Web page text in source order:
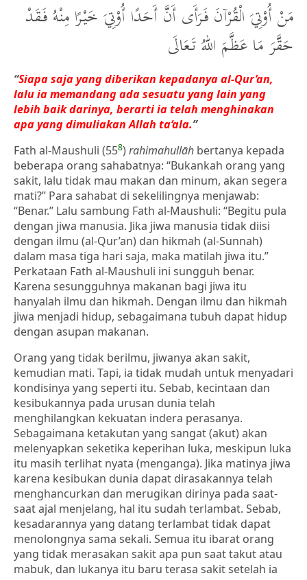
مَنْ أُوْتِيَ الْقُرْآنَ فَرَأَى أَنَّ أَحَدًا أُوْتِيَ خَيْرًا مِنْهُ فَقَدْ
حَقَّرَ مَا عَظَّمَ اللهُ تَعَالَى
“Siapa saja yang diberikan kepadanya al-Qur’an,
lalu ia memandang ada sesuatu yang lain yang
lebih baik darinya, berarti ia telah menghinakan
apa yang dimuliakan Allah ta‘ala.”
Fath al-Maushuli (558)rahimahullāh bertanya kepada
beberapa orang sahabatnya: “Bukankah orang yang
sakit, lalu tidak mau makan dan minum, akan segera
mati?” Para sahabat di sekelilingnya menjawab:
“Benar.” Lalu sambung Fath al-Maushuli: “Begitu pula
dengan jiwa manusia. Jika jiwa manusia tidak diisi
dengan ilmu (al-Qur’an) dan hikmah (al-Sunnah)
dalam masa tiga hari saja, maka matilah jiwa itu.”
Perkataan Fath al-Maushuli ini sungguh benar.
Karena sesungguhnya makanan bagi jiwa itu
hanyalah ilmu dan hikmah. Dengan ilmu dan hikmah
jiwa menjadi hidup, sebagaimana tubuh dapat hidup
dengan asupan makanan.
Orang yang tidak berilmu, jiwanya akan sakit,
kemudian mati. Tapi, ia tidak mudah untuk menyadari
kondisinya yang seperti itu. Sebab, kecintaan dan
kesibukannya pada urusan dunia telah
menghilangkan kekuatan indera perasanya.
Sebagaimana ketakutan yang sangat (akut) akan
melenyapkan seketika keperihan luka, meskipun luka
itu masih terlihat nyata (menganga). Jika matinya jiwa
karena kesibukan dunia dapat dirasakannya telah
menghancurkan dan merugikan dirinya pada saat-
saat ajal menjelang, hal itu sudah terlambat. Sebab,
kesadarannya yang datang terlambat tidak dapat
menolongnya sama sekali. Semua itu ibarat orang
yang tidak merasakan sakit apa pun saat takut atau
mabuk, dan lukanya itu baru terasa sakit setelah ia